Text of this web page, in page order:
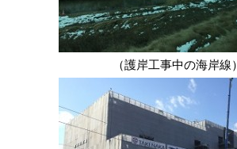
（護岸工事中の海岸線）